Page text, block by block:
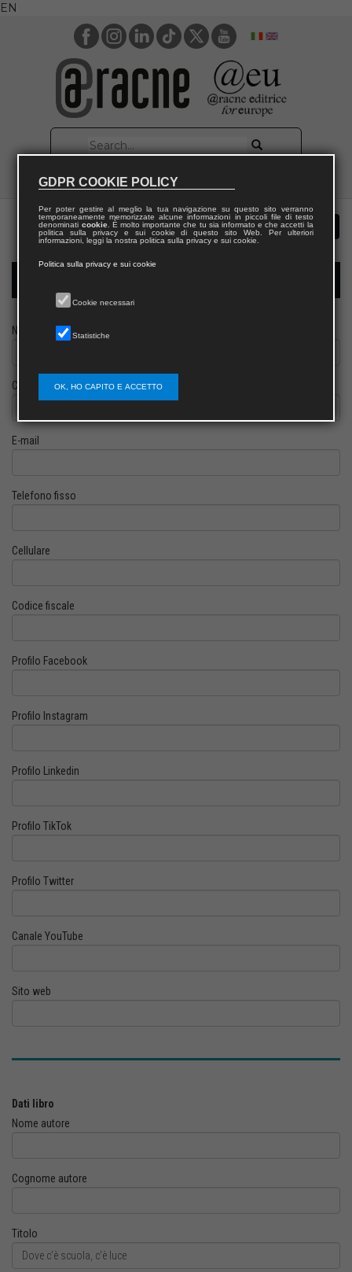
EN
Nome
Cognome
E-mail
Telefono fisso
Cellulare
Codice fiscale
Profilo Facebook
Profilo Instagram
Profilo Linkedin
Profilo TikTok
Profilo Twitter
Canale YouTube
Sito web
Dati libro
Nome autore
Cognome autore
Titolo
GDPR COOKIE POLICY
Per poter gestire al meglio la tua navigazione su questo sito verranno
temporaneamente memorizzate alcune informazioni in piccoli file di testo
denominati cookie. È molto importante che tu sia informato e che accetti la
politica sulla privacy e sui cookie di questo sito Web. Per ulteriori
informazioni, leggi la nostra politica sulla privacy e sui cookie.
Politica sulla privacy e sui cookie
Cookie necessari
Statistiche
OK, HO CAPITO E ACCETTO